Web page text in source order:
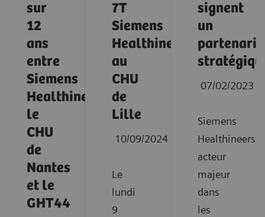
sur
12
ans
entre
Siemens
Healthineers,
le
CHU
de
Nantes
et le
GHT44
7T
Siemens
Healthineers
au
CHU
de
Lille
10/09/2024
Le
lundi
9
signent
un
07/02/2023
Siemens
Healthineers,
acteur
majeur
dans
les